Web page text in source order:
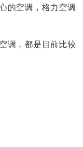
的空调，格力空调
调，都是目前比较